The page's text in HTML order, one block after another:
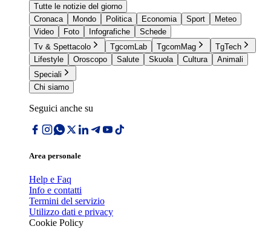
Tutte le notizie del giorno
Cronaca
Mondo Politica Economia Sport
Meteo
Video
Foto Infografiche
Schede
Tv & Spettacolo
TgcomLab TgcomMag
TgTech
Lifestyle
Oroscopo Salute Skuola Cultura
Animali
Speciali
Chi siamo
Seguici anche su
Area personale
Help e Faq
Info e contatti
Termini del servizio
Utilizzo dati e privacy
Cookie Policy